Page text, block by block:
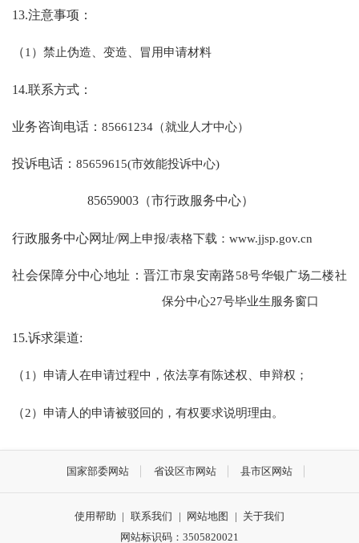
13.注意事项：
（1）禁止伪造、变造、冒用申请材料
14.联系方式：
业务咨询电话：85661234（就业人才中心）
投诉电话：85659615(市效能投诉中心)
85659003（市行政服务中心）
行政服务中心网址/网上申报/表格下载：www.jjsp.gov.cn
社会保障分中心地址：晋江市泉安南路58号华银广场二楼社
保分中心27号毕业生服务窗口
15.诉求渠道:
（1）申请人在申请过程中，依法享有陈述权、申辩权；
（2）申请人的申请被驳回的，有权要求说明理由。
国家部委网站 省设区市网站 县市区网站
使用帮助 | 联系我们 | 网站地图 | 关于我们
网站标识码：3505820021